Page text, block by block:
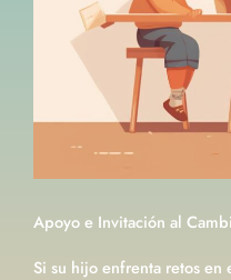
Apoyo e Invitación al
Si su hijo enfrenta retos